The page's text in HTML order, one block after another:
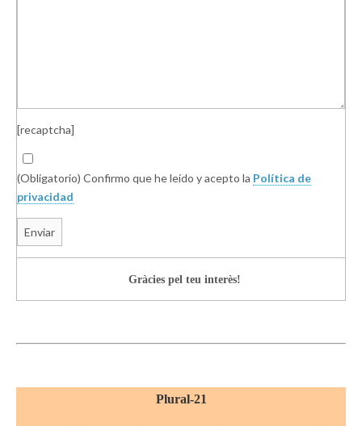
[recaptcha]
(Obligatorio) Confirmo que he leído y acepto la Política de
privacidad
Gràciespel teu interès!
Plural-21